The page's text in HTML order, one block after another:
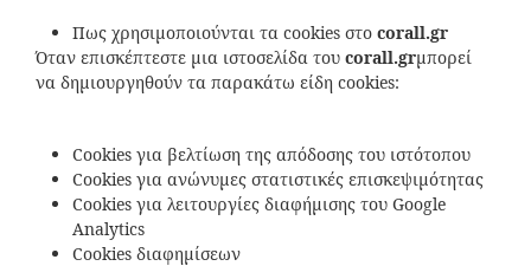
Πως χρησιμοποιούνται τα cookies στο corall.gr
Όταν επισκέπτεστε μια ιστοσελίδα του corall.grμπορεί
να δημιουργηθούν τα παρακάτω είδη cookies:
Cookies για βελτίωση της απόδοσης του ιστότοπου
Cookies για ανώνυμες στατιστικές επισκεψιμότητας
Cookies για λειτουργίες διαφήμισης του Google
Analytics
Cookies διαφημίσεων